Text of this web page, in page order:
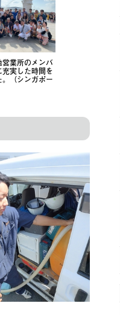
業所のメンバ
実した時間を
（シンガポー